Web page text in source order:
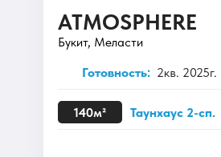
ATMOSPHERE
Букит, Меласти
Готовность: 2кв. 2025г.
140м² Таунхаус 2-сп.